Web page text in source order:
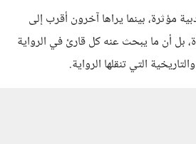
مؤثرة، بينما يراها آخرون أقرب إلى
بل أن ما يبحث عنه كل قارئ في الرواية
التي تنقلها الرواية.